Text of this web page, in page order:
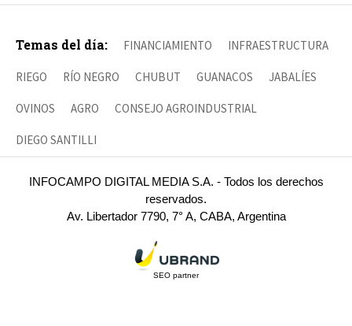
Temas del día: FINANCIAMIENTO INFRAESTRUCTURA
RIEGO RÍO NEGRO CHUBUT GUANACOS JABALÍES
OVINOS AGRO CONSEJO AGROINDUSTRIAL
DIEGO SANTILLI
INFOCAMPO DIGITAL MEDIA S.A. - Todos los derechos
reservados.
Av. Libertador 7790, 7° A, CABA, Argentina
SEO partner